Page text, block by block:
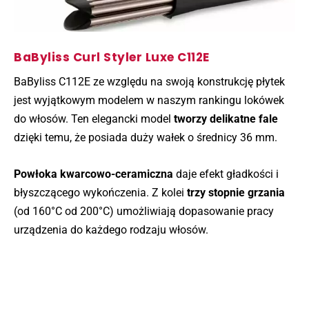
BaByliss Curl Styler Luxe C112E
BaByliss C112E ze względu na swoją konstrukcję płytek
jest wyjątkowym modelem w naszym rankingu lokówek
do włosów. Ten elegancki model tworzy delikatne fale
dzięki temu, że posiada duży wałek o średnicy 36 mm.
Powłoka kwarcowo-ceramiczna daje efekt gładkości i
błyszczącego wykończenia. Z kolei trzy stopnie grzania
(od 160°C od 200°C) umożliwiają dopasowanie pracy
urządzenia do każdego rodzaju włosów.